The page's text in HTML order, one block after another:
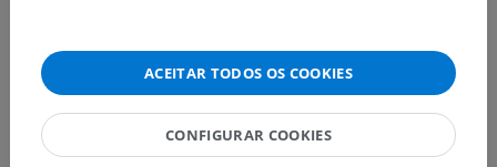
Anatomia humana 1
Anatomia sistêmica> Sistema circulatório>
Artérias> Aorta> Arco aórtico>
Artéria carótida comum> Artéria carótida interna
ACEITAR TODOS OS COOKIES
CONFIGURAR COOKIES